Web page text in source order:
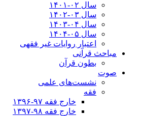
سال ۰۲-۱۴۰۱
سال ۰۳-۱۴۰۲
سال ۰۴-۱۴۰۳
سال ۰۵-۱۴۰۴
اعتبار روایات غیر فقهی
مباحث قرآنی
بطون قرآن
صوت
نشست‌های علمی
فقه
خارج فقه ۹۷-۱۳۹۶
خارج فقه ۹۸-۱۳۹۷